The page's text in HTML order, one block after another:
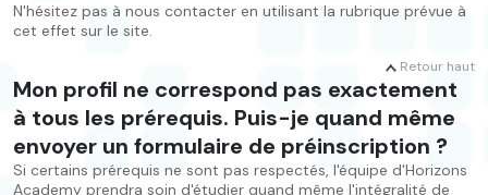
N'hésitez pas à nous contacter en utilisant la rubrique prévue à
cet effet sur le site.
Retour haut
Mon profil ne correspond pas exactement
à tous les prérequis. Puis-je quand même
envoyer un formulaire de préinscription ?
Si certains prérequis ne sont pas respectés, l'équipe d'Horizons
Academy prendra soin d'étudier quand même l'intégralité de